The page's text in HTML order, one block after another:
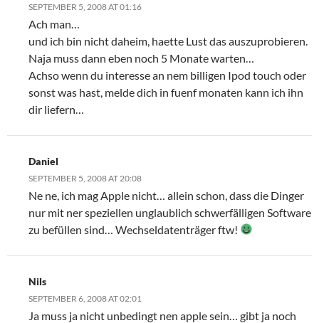
SEPTEMBER 5, 2008 AT 01:16
Ach man…
und ich bin nicht daheim, haette Lust das auszuprobieren.
Naja muss dann eben noch 5 Monate warten…
Achso wenn du interesse an nem billigen Ipod touch oder
sonst was hast, melde dich in fuenf monaten kann ich ihn
dir liefern…
Daniel
SEPTEMBER 5, 2008 AT 20:08
Ne ne, ich mag Apple nicht… allein schon, dass die Dinger
nur mit ner speziellen unglaublich schwerfälligen Software
zu befüllen sind… Wechseldatenträger ftw!
Nils
SEPTEMBER 6, 2008 AT 02:01
Ja muss ja nicht unbedingt nen apple sein… gibt ja noch